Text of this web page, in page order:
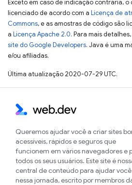
Exceto em caso de indicação contrária,
licenciado de acordo com a Licença de
Commons, e as amostras de código são
a Licença Apache 2.0. Para mais
site do Google Developers. Java é uma
e/ou afiliadas.
Última atualização 2020-07-29 UTC.
Queremos ajudar você a criar sites
acessíveis, rápidos e seguros que
funcionem em vários navegadores e
todos os seus usuários. Este site é
central de conteúdo para ajudar você
nessa jornada, escrito por membros